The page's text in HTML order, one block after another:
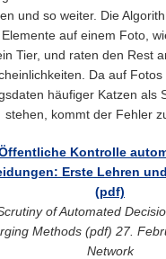
und so weiter. Die
auf einem Foto,
Tier, und raten den Rest
Da auf
häufiger Katzen als
stehen, kommt der Fehler
Kontrolle
Erste Lehren
(pdf)
of Automated
Methods (pdf) 27.
Network